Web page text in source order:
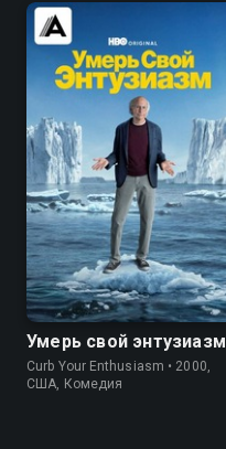
7.6 8.8
Умерь свой энтузиазм
Curb Your Enthusiasm • 2000,
США, Комедия